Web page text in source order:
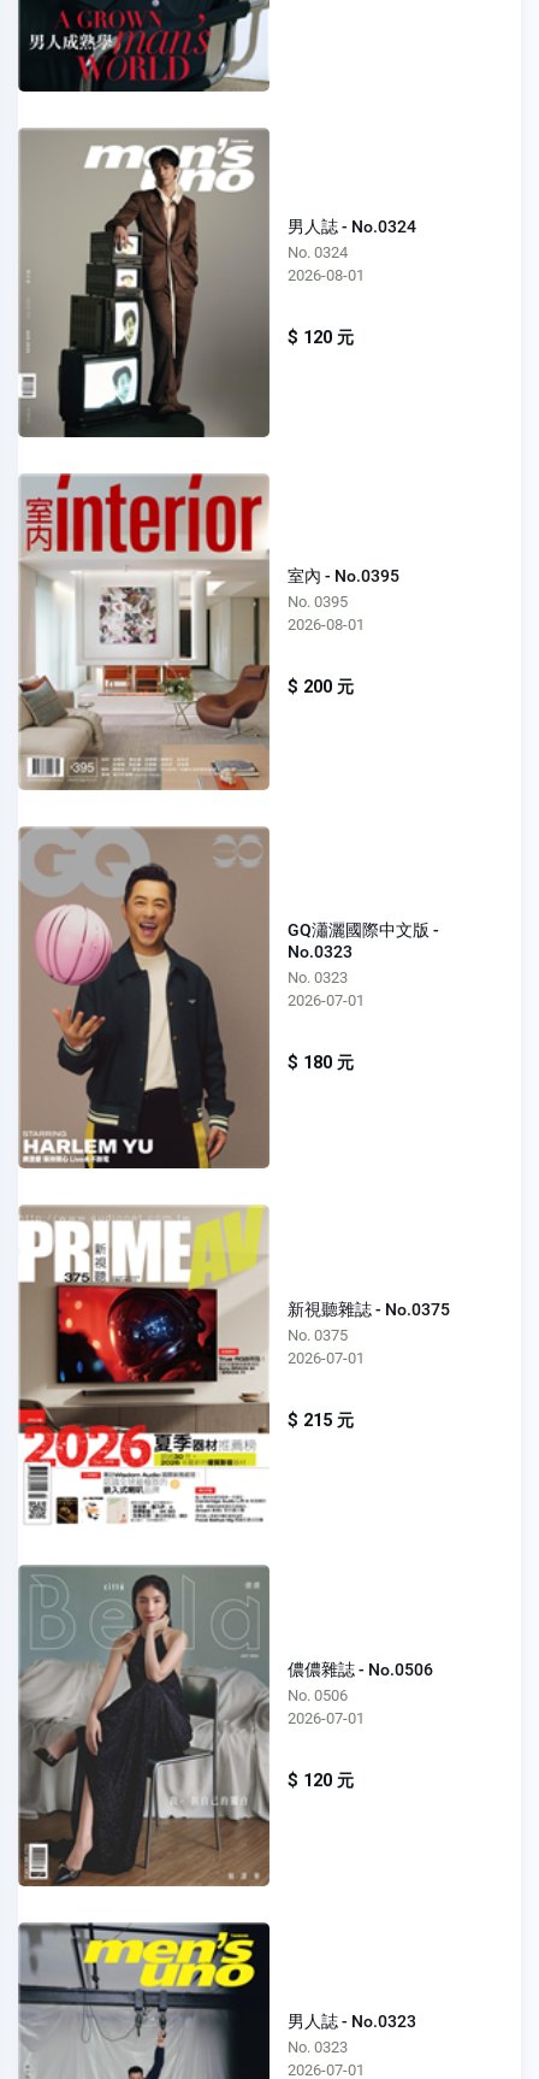
男人誌 - No.0324
No. 0324
2026-08-01
$ 120 元
室內 - No.0395
No. 0395
2026-08-01
$ 200 元
GQ瀟灑國際中文版 -
No.0323
No. 0323
2026-07-01
$ 180 元
新視聽雜誌 - No.0375
No. 0375
2026-07-01
$ 215 元
儂儂雜誌 - No.0506
No. 0506
2026-07-01
$ 120 元
男人誌 - No.0323
No. 0323
2026-07-01